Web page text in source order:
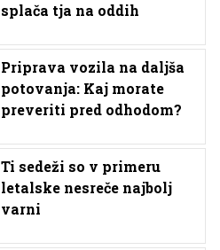
splača tja na oddih
Priprava vozila na daljša
potovanja: Kaj morate
preveriti pred odhodom?
Ti sedeži so v primeru
letalske nesreče najbolj
varni